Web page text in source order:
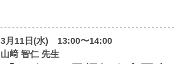
3月11日(水)　13:00〜14:00
山﨑 智仁 先生